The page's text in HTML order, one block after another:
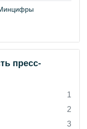
пресс-
1
2
3